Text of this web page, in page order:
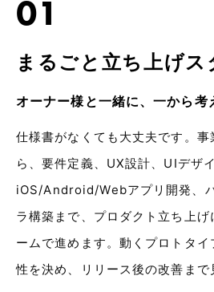
01
まるごと立ち上げス
オーナー様と一緒に、一から考
仕様書がなくても大丈夫です。
ら、要件定義、UX設計、UIデザイ
iOS/Android/Webアプリ開発、
ラ構築まで、プロダクト立ち上
ームで進めます。動くプロトタ
性を決め、リリース後の改善まで